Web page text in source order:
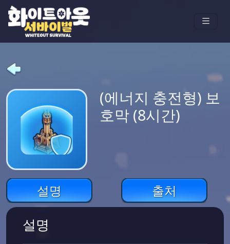
(에너지 충전형) 보
호막 (8시간)
설명 출처
설명